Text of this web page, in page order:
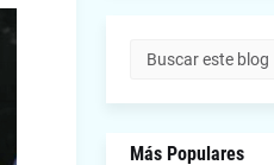
Más Populares